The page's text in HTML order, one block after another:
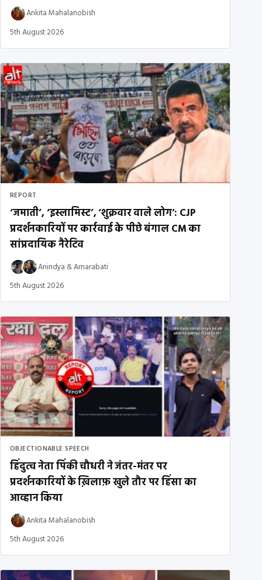
Ankita Mahalanobish
5th August 2026
REPORT
‘जमाती’, ‘इस्लामिस्ट’, ‘शुक्रवार वाले लोग’: CJP
प्रदर्शनकारियों पर कार्रवाई के पीछे बंगाल CM का
सांप्रदायिक नैरेटिव
Anindya &Amarabati
5th August 2026
OBJECTIONABLE SPEECH
हिंदुत्व नेता पिंकी चौधरी ने जंतर-मंतर पर
प्रदर्शनकारियों के ख़िलाफ़ खुले तौर पर हिंसा का
आव्हान किया
Ankita Mahalanobish
5th August 2026